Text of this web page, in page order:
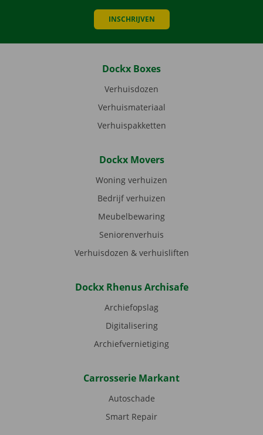
INSCHRIJVEN
Dockx Boxes
Verhuisdozen
Verhuismateriaal
Verhuispakketten
Dockx Movers
Woning verhuizen
Bedrijf verhuizen
Meubelbewaring
Seniorenverhuis
Verhuisdozen & verhuisliften
Dockx Rhenus Archisafe
Archiefopslag
Digitalisering
Archiefvernietiging
Carrosserie Markant
Autoschade
Smart Repair